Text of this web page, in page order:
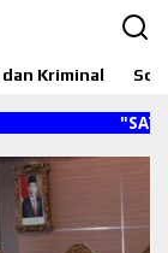
Kriminal
"SATU